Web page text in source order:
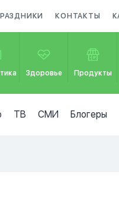
КОНТАКТЫ
Здоровье Продукты
ТВ СМИ Блогеры